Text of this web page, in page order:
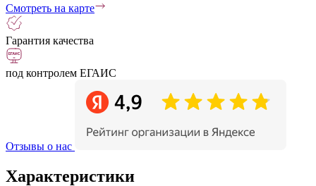
Смотреть на карте
Гарантия качества
под контролем ЕГАИС
Отзывы о нас
Характеристики